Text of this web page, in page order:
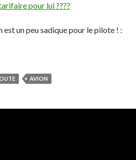
pour lui ????
est un peu sadique pour le pilote ! :
AVION